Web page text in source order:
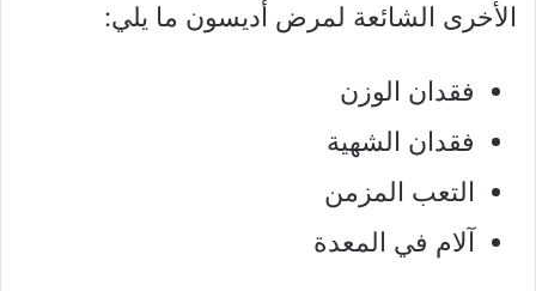
الأخرى الشائعة لمرض أديسون ما يلي:
فقدان الوزن
فقدان الشهية
التعب المزمن
آلام في المعدة